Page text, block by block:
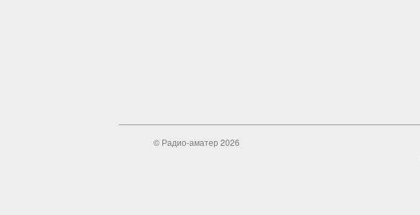
© Радио-аматер 2026